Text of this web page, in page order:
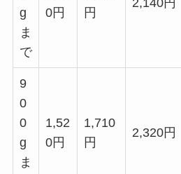
g
ま
で
0円
円
2,140円
9
0
0
g
ま
1,52
0円
1,710
円
2,320円